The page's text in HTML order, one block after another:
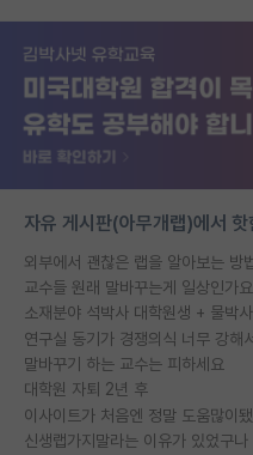
자유 게시판(아무개랩)에서
외부에서 괜찮은 랩을 알아보는 방
교수들 원래 말바꾸는게 일상인가
소재분야 석박사 대학원생 + 물박
연구실 동기가 경쟁의식 너무 강해
말바꾸기 하는 교수는 피하세요
대학원 자퇴 2년 후
이사이트가 처음엔 정말 도움많이
신생랩가지말라는 이유가 있었구나